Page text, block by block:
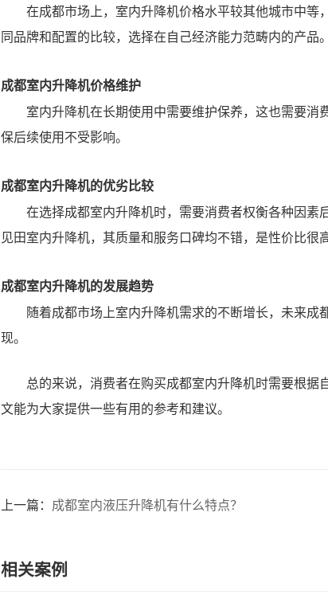
在成都市场上，室内升降机价格水平较其他城市中
同品牌和配置的比较，选择在自己经济能力范畴内的产品。
成都室内升降机价格维护
室内升降机在长期使用中需要维护保养，这也需要
保后续使用不受影响。
成都室内升降机的优劣比较
在选择成都室内升降机时，需要消费者权衡各种因
见田室内升降机，其质量和服务口碑均不错，是性价比很
成都室内升降机的发展趋势
随着成都市场上室内升降机需求的不断增长，未来
现。
总的来说，消费者在购买成都室内升降机时需要根
文能为大家提供一些有用的参考和建议。
上一篇： 成都室内液压升降机有什么特点？
相关案例